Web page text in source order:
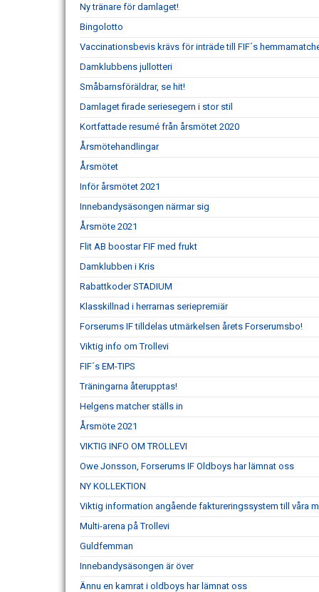
Ny tränare för damlaget!
Bingolotto
Vaccinationsbevis krävs för inträde till FIF´s
Damklubbens jullotteri
Småbarnsföräldrar, se hit!
Damlaget firade seriesegern i stor stil
Kortfattade resumé från årsmötet 2020
Årsmötehandlingar
Årsmötet
Inför årsmötet 2021
Innebandysäsongen närmar sig
Årsmöte 2021
Flit AB boostar FIF med frukt
Damklubben i Kris
Rabattkoder STADIUM
Klasskillnad i herrarnas seriepremiär
Forserums IF tilldelas utmärkelsen årets Forserumsbo!
Viktig info om Trollevi
FIF´s EM-TIPS
Träningarna återupptas!
Helgens matcher ställs in
Årsmöte 2021
VIKTIG INFO OM TROLLEVI
Owe Jonsson, Forserums IF Oldboys har lämnat oss
NY KOLLEKTION
Viktig information angående faktureringssystem till våra
Multi-arena på Trollevi
Guldfemman
Innebandysäsongen är över
Ännu en kamrat i oldboys har lämnat oss